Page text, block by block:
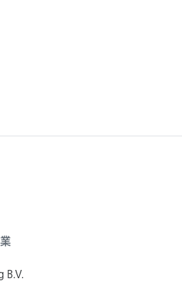
B.V.